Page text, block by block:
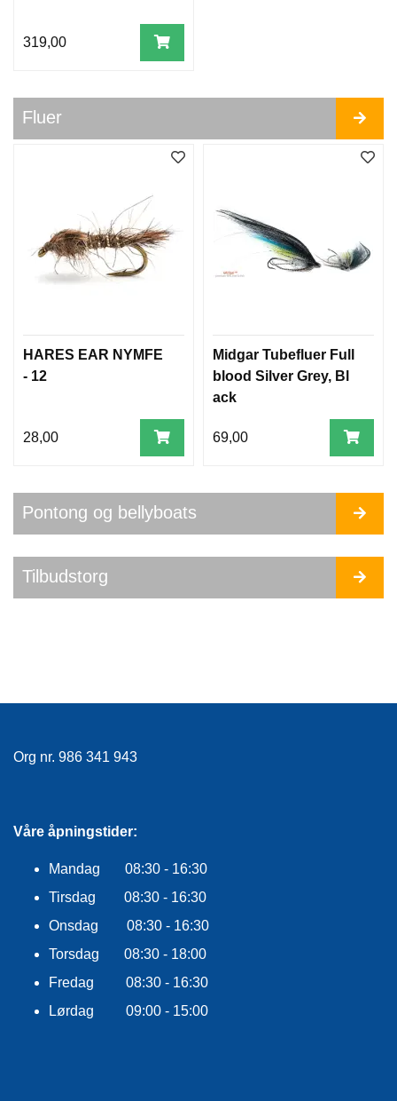
319,00
Fluer
HARES EAR NYMFE
- 12
28,00
Midgar Tubefluer Full
blood Silver Grey, Bl
ack
69,00
Pontong og bellyboats
Tilbudstorg
Org nr. 986 341 943
Våre åpningstider:
Mandag 08:30 - 16:30
Tirsdag 08:30 - 16:30
Onsdag 08:30 - 16:30
Torsdag 08:30 - 18:00
Fredag 08:30 - 16:30
Lørdag 09:00 - 15:00